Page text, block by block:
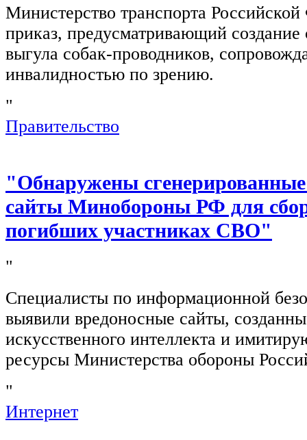
Министерство транспорта
приказ, предусматривающий создание
выгула собак-проводников,
инвалидностью по зрению.
"
Правительство
"Обнаружены
сайты Минобороны РФ для
погибших участниках СВО"
"
Специалисты по информационной
выявили вредоносные сайты,
искусственного интеллекта и
ресурсы Министерства обороны
"
Интернет